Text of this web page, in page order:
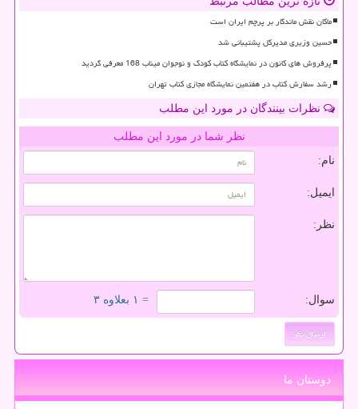
ماکان نقش ماندگار بر پرچم ایران است
حسین وزیری مدیرکل پشتیبانی شد
پرفروش های کانون در نمایشگاه کتاب کودک و نوجوان میناب 168 معرفی گردید
رشد سفارش کتاب در هفتمین نمایشگاه مجازی کتاب تهران
نظرات بینندگان در مورد این مطلب
نظر شما در مورد این مطلب
نام:
ایمیل:
نظر:
سوال: = ۱ بعلاوه ۳
دوستان ما